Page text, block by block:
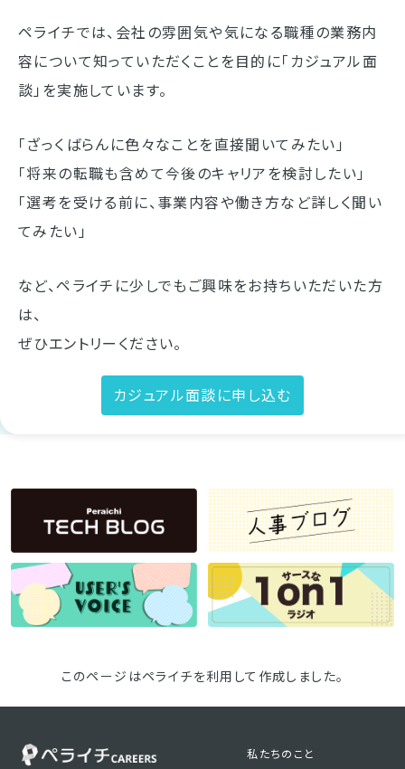
ペライチでは、会社の雰囲気や気になる職種の業務内
容について知っていただくことを目的に「カジュアル面
談」を実施しています。
「ざっくばらんに色々なことを直接聞いてみたい」
「将来の転職も含めて今後のキャリアを検討したい」
「選考を受ける前に、事業内容や働き方など詳しく聞い
てみたい」
など、ペライチに少しでもご興味をお持ちいただいた方
は、
ぜひエントリーください。
カジュアル面談に申し込む
このページはペライチを利用して作成しました。
私たちのこと